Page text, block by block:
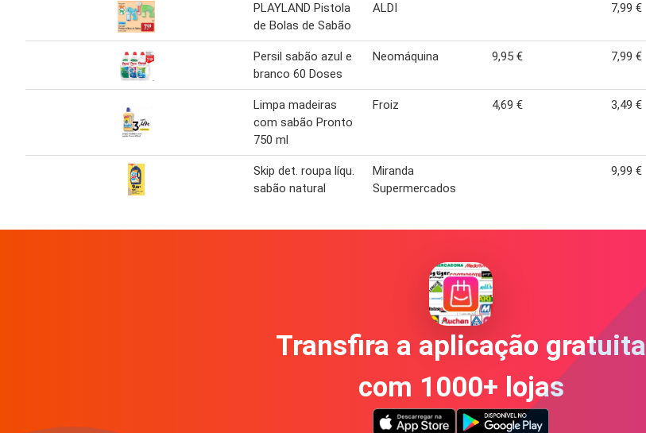
PLAYLAND Pistola
de Bolas de Sabão
ALDI 7,99 €
Persil sabão azul e
branco 60 Doses
Neomáquina 9,95 € 7,99 €
Limpa madeiras
com sabão Pronto
750 ml
Froiz 4,69 € 3,49 €
Skip det. roupa líqu.
sabão natural
Miranda
Supermercados
9,99 €
Transfira a aplicação gratuita
com 1000+ lojas